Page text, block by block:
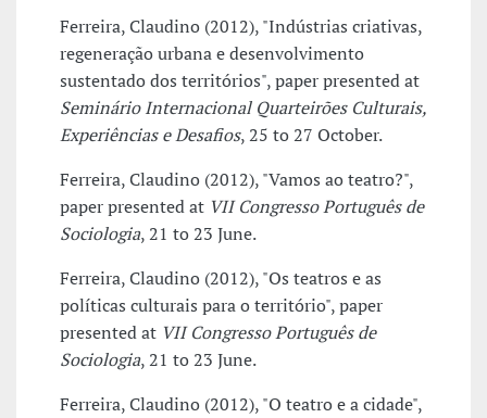
Ferreira, Claudino (2012), "Indústrias criativas,
regeneração urbana e desenvolvimento
sustentado dos territórios", paper presented at
Seminário Internacional Quarteirões Culturais,
Experiências e Desafios, 25 to 27 October.
Ferreira, Claudino (2012), "Vamos ao teatro?",
paper presented at VII Congresso Português de
Sociologia, 21 to 23 June.
Ferreira, Claudino (2012), "Os teatros e as
políticas culturais para o território", paper
presented at VII Congresso Português de
Sociologia, 21 to 23 June.
Ferreira, Claudino (2012), "O teatro e a cidade",